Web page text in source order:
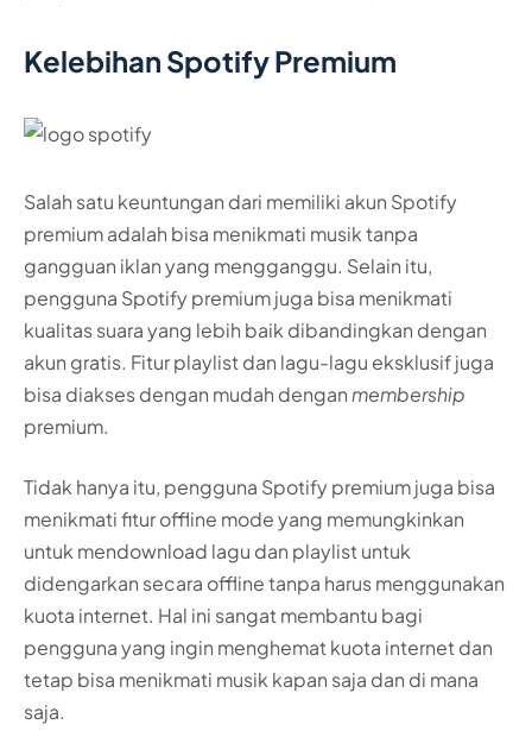
Kelebihan Spotify Premium
Salah satu keuntungan dari memiliki akun Spotify
premium adalah bisa menikmati musik tanpa
gangguan iklan yang mengganggu. Selain itu,
pengguna Spotify premium juga bisa menikmati
kualitas suara yang lebih baik dibandingkan dengan
akun gratis. Fitur playlist dan lagu-lagu eksklusif juga
bisa diakses dengan mudah denganmembership
premium.
Tidak hanya itu, pengguna Spotify premium juga bisa
menikmati fitur offline mode yang memungkinkan
untuk mendownload lagu dan playlist untuk
didengarkan secara offline tanpa harus menggunakan
kuota internet. Hal ini sangat membantu bagi
pengguna yang ingin menghemat kuota internet dan
tetap bisa menikmati musik kapan saja dan di mana
saja.